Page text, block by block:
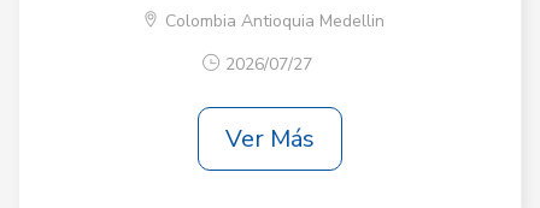
Colombia Antioquia Medellin
2026/07/27
Ver Más